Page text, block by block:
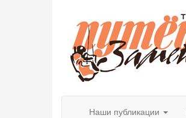
Наши публикации